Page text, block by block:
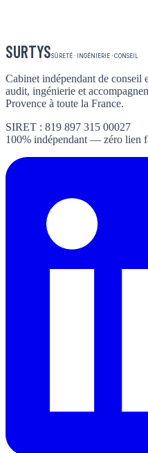
SURTYSSÛRETÉ · INGÉNIERIE · CONSEIL
Cabinet indépendant de conseil
audit, ingénierie et
Provence à toute la France.
SIRET : 819 897 315 00027
100% indépendant — zéro lien